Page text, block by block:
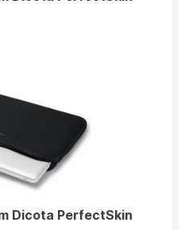
Dicota PerfectSkin